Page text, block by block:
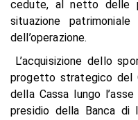
cedute, al netto delle
situazione
dell’operazione.
L’acquisizione dello
progetto strategico del
della Cassa lungo
presidio della Banca di